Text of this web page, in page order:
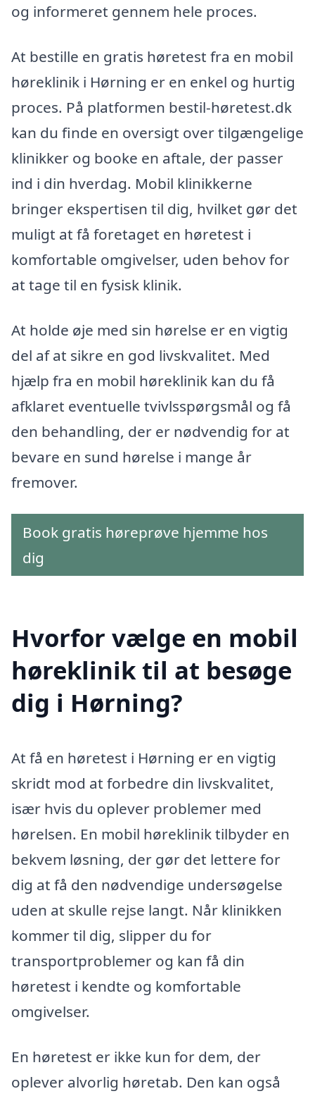
og informeret gennem hele proces.
At bestille en gratis høretest fra en mobil
høreklinik i Hørning er en enkel og hurtig
proces. På platformen bestil-høretest.dk
kan du finde en oversigt over tilgængelige
klinikker og booke en aftale, der passer
ind i din hverdag. Mobil klinikkerne
bringer ekspertisen til dig, hvilket gør det
muligt at få foretaget en høretest i
komfortable omgivelser, uden behov for
at tage til en fysisk klinik.
At holde øje med sin hørelse er en vigtig
del af at sikre en god livskvalitet. Med
hjælp fra en mobil høreklinik kan du få
afklaret eventuelle tvivlsspørgsmål og få
den behandling, der er nødvendig for at
bevare en sund hørelse i mange år
fremover.
Book gratis høreprøve hjemme hos
dig
Hvorfor vælge en mobil
høreklinik til at besøge
dig i Hørning?
At få en høretest i Hørning er en vigtig
skridt mod at forbedre din livskvalitet,
især hvis du oplever problemer med
hørelsen. En mobil høreklinik tilbyder en
bekvem løsning, der gør det lettere for
dig at få den nødvendige undersøgelse
uden at skulle rejse langt. Når klinikken
kommer til dig, slipper du for
transportproblemer og kan få din
høretest i kendte og komfortable
omgivelser.
En høretest er ikke kun for dem, der
oplever alvorlig høretab. Den kan også